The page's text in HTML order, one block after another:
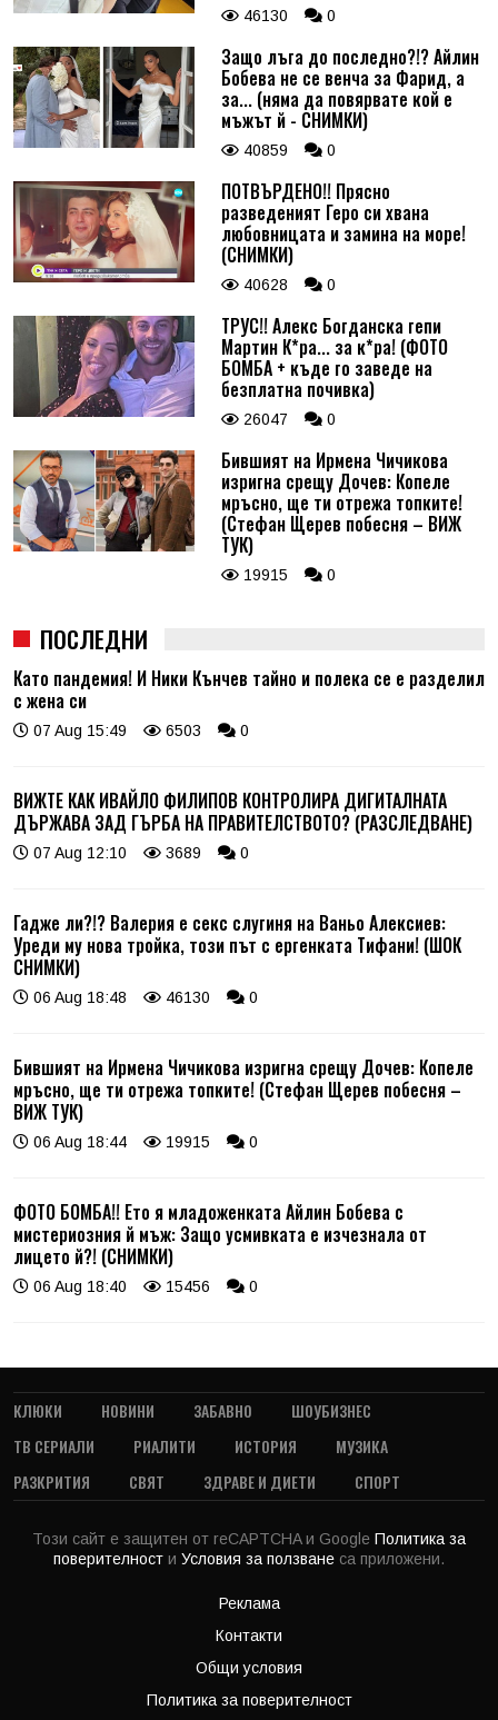
46130 0
Защо лъга до последно?!? Айлин
Бобева не се венча за Фарид, а
за... (няма да повярвате кой е
мъжът й - СНИМКИ)
40859 0
ПОТВЪРДЕНО!! Прясно
разведеният Геро си хвана
любовницата и замина на море!
(СНИМКИ)
40628 0
ТРУС!! Алекс Богданска гепи
Мартин К*ра... за к*ра! (ФОТО
БОМБА + къде го заведе на
безплатна почивка)
26047 0
Бившият на Ирмена Чичикова
изригна срещу Дочев: Копеле
мръсно, ще ти отрежа топките!
(Стефан Щерев побесня – ВИЖ
ТУК)
19915 0
ПОСЛЕДНИ
Като пандемия! И Ники Кънчев тайно и полека се е разделил
с жена си
07 Aug 15:49 6503 0
ВИЖТЕ КАК ИВАЙЛО ФИЛИПОВ КОНТРОЛИРА ДИГИТАЛНАТА
ДЪРЖАВА ЗАД ГЪРБА НА ПРАВИТЕЛСТВОТО? (РАЗСЛЕДВАНЕ)
07 Aug 12:10 3689 0
Гадже ли?!? Валерия е секс слугиня на Ваньо Алексиев:
Уреди му нова тройка, този път с ергенката Тифани! (ШОК
СНИМКИ)
06 Aug 18:48 46130 0
Бившият на Ирмена Чичикова изригна срещу Дочев: Копеле
мръсно, ще ти отрежа топките! (Стефан Щерев побесня –
ВИЖ ТУК)
06 Aug 18:44 19915 0
ФОТО БОМБА!! Ето я младоженката Айлин Бобева с
мистериозния й мъж: Защо усмивката е изчезнала от
лицето й?! (СНИМКИ)
06 Aug 18:40 15456 0
КЛЮКИ НОВИНИ ЗАБАВНО
ШОУБИЗНЕС
ТВ СЕРИАЛИ
РИАЛИТИ ИСТОРИЯ
МУЗИКА
РАЗКРИТИЯ
СВЯТ ЗДРАВЕ И ДИЕТИ СПОРТ
Този сайт е защитен от reCAPTCHA и Google Политика за
поверителност и Условия за ползване са приложени.
Реклама
Контакти
Общи условия
Политика за поверителност